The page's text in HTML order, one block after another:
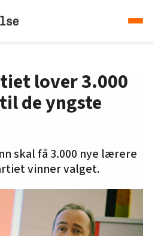
lover 3.000
de yngste
skal få 3.000 nye lærere
vinner valget.